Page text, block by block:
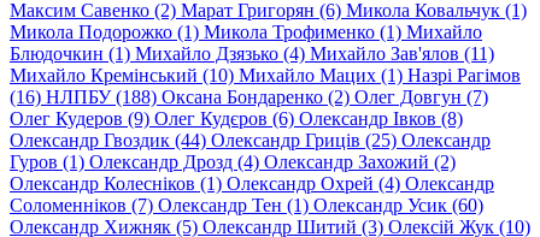
Максим Савенко (2) Марат Григорян (6) Микола Ковальчук (1)
Микола Подорожко (1) Микола Трофименко (1) Михайло
Блюдочкин (1) Михайло Дзязько (4) Михайло Зав'ялов (11)
Михайло Кремiнський (10) Михайло Мацих (1) Назрі Рагімов
(16) НЛПБУ (188) Оксана Бондаренко (2) Олег Довгун (7)
Олег Кудеров (9) Олег Кудєров (6) Олександр Iвков (8)
Олександр Гвоздик (44) Олександр Гриців (25) Олександр
Гуров (1) Олександр Дрозд (4) Олександр Захожий (2)
Олександр Колесніков (1) Олександр Охрей (4) Олександр
Соломенніков (7) Олександр Тен (1) Олександр Усик (60)
Олександр Хижняк (5) Олександр Шитий (3) Олексій Жук (10)